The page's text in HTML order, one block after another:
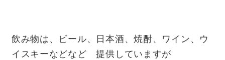
飲み物は、ビール、日本酒、焼酎、ワイン、ウ
イスキーなどなど 提供していますが